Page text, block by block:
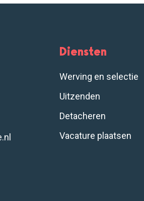
Diensten
Werving en selectie
Uitzenden
Detacheren
Vacature plaatsen